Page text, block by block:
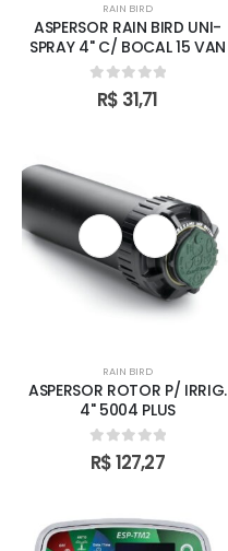
RAIN BIRD
ASPERSOR RAIN BIRD UNI-
SPRAY 4" C/ BOCAL 15 VAN
0out of 5
R$ 31,71
RAIN BIRD
ASPERSOR ROTOR P/ IRRIG.
4" 5004 PLUS
0out of 5
R$127,27